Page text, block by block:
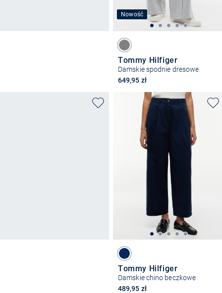
Nowość
Tommy Hilfiger
Damskie spodnie dresowe
649,95 zł
Tommy Hilfiger
Damskie chino beczkowe
489,95 zł